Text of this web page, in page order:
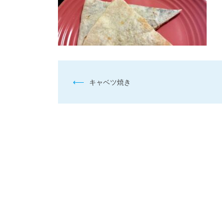
投
ナ
⟵ キャベツ焼き